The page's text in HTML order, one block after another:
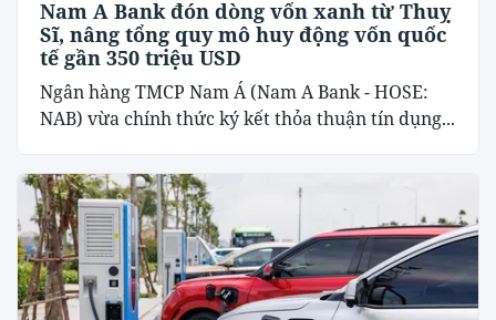
Nam A Bank đón dòng vốn xanh từ Thuỵ
Sĩ, nâng tổng quy mô huy động vốn quốc
tế gần 350 triệu USD
Ngân hàng TMCP Nam Á (Nam A Bank - HOSE:
NAB) vừa chính thức ký kết thỏa thuận tín dụng...